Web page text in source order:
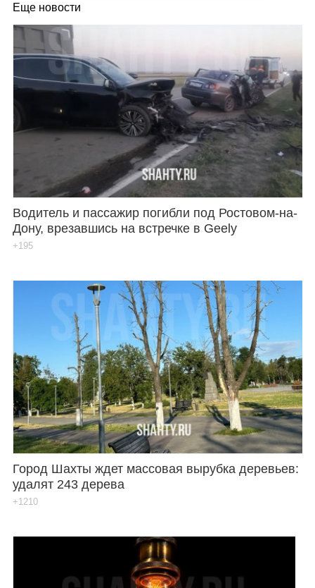
Еще новости
Водитель и пассажир погибли под Ростовом-на-
Дону, врезавшись на встречке в Geely
+195
Город Шахты ждет массовая вырубка деревьев:
удалят 243 дерева
+1210